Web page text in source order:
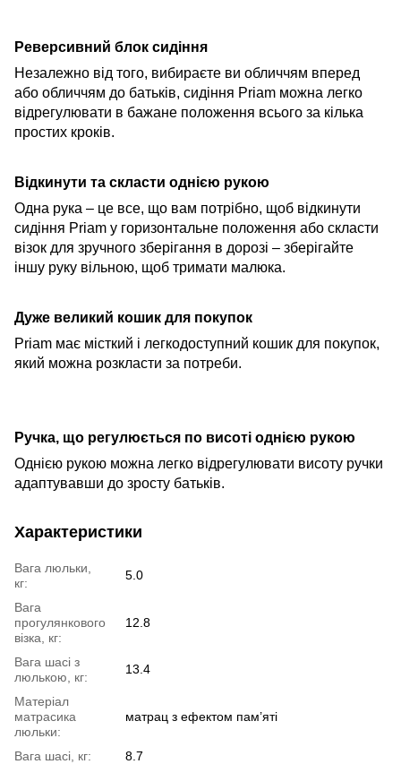
Реверсивний блок сидіння
Незалежно від того, вибираєте ви обличчям вперед
або обличчям до батьків, сидіння Priam можна легко
відрегулювати в бажане положення всього за кілька
простих кроків.
Відкинути та скласти однією рукою
Одна рука – це все, що вам потрібно, щоб відкинути
сидіння Priam у горизонтальне положення або скласти
візок для зручного зберігання в дорозі – зберігайте
іншу руку вільною, щоб тримати малюка.
Дуже великий кошик для покупок
Priam має місткий і легкодоступний кошик для покупок,
який можна розкласти за потреби.
Ручка, що регулюється по висоті однією рукою
Однією рукою можна легко відрегулювати висоту ручки
адаптувавши до зросту батьків.
Характеристики
Вага люльки,
кг:
5.0
Вага
прогулянкового
візка, кг:
12.8
Вага шасі з
люлькою, кг:
13.4
Матеріал
матрасика
люльки:
матрац з ефектом пам’яті
Вага шасі, кг:
8.7